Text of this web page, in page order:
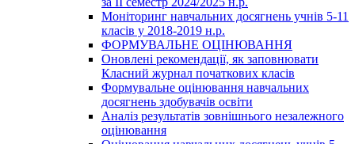
Моніторинг навчальних досягнень учнів 5-11
класів у 2018-2019 н.р.
ФОРМУВАЛЬНЕ ОЦІНЮВАННЯ
Оновлені рекомендації, як заповнювати
Класний журнал початкових класів
Формувальне оцінювання навчальних
досягнень здобувачів освіти
Аналіз результатів зовнішнього незалежного
оцінювання